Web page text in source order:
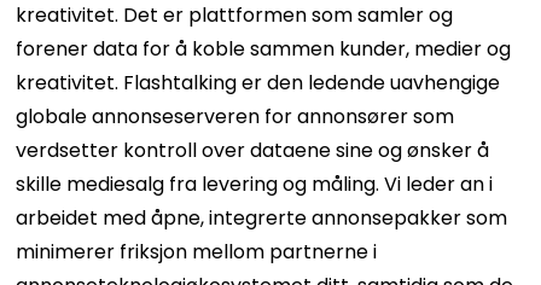
kreativitet. Det er plattformen som samler og
forener data for å koble sammen kunder, medier og
kreativitet. Flashtalking er den ledende uavhengige
globale annonseserveren for annonsører som
verdsetter kontroll over dataene sine og ønsker å
skille mediesalg fra levering og måling. Vi leder an i
arbeidet med åpne, integrerte annonsepakker som
minimerer friksjon mellom partnerne i